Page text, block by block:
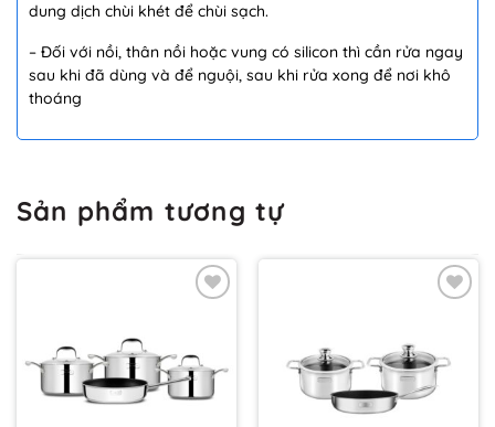
dung dịch chùi khét để chùi sạch.
– Đối với nồi, thân nồi hoặc vung có silicon thì cần rửa ngay
sau khi đã dùng và để nguội, sau khi rửa xong để nơi khô
thoáng
Sản phẩm tương tự
yêu
thích
yêu
thích